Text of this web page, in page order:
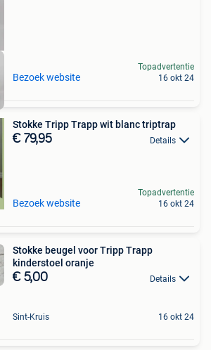
Bezoek website
Topadvertentie
16 okt 24
Stokke Tripp Trapp wit blanc triptrap
€ 79,95 Details
Bezoek website
Topadvertentie
16 okt 24
Stokke beugel voor Tripp Trapp
kinderstoel oranje
€ 5,00 Details
Sint-Kruis 16 okt 24